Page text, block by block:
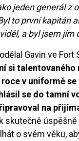
jeden generál z
to první kapitán
a byl jsem jím
Gavin ve Fort
si talentovaného
v uniformě
se do tamní
na
skutečně
o svém věku,